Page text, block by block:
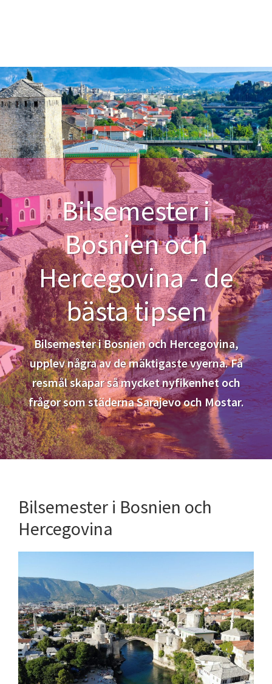
Bilsemester i
Bosnien och
Hercegovina - de
bästa tipsen
Bilsemester i Bosnien och Hercegovina,
upplev några av de mäktigaste vyerna. Få
resmål skapar så mycket nyfikenhet och
frågor som städerna Sarajevo och Mostar.
Bilsemester i Bosnien och
Hercegovina